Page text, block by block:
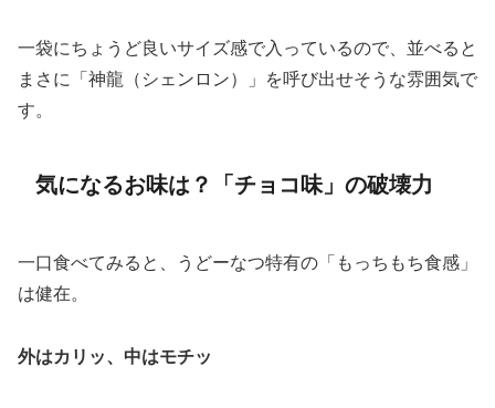
一袋にちょうど良いサイズ感で入っているので、並べると
まさに「神龍（シェンロン）」を呼び出せそうな雰囲気で
す。
気になるお味は？「チョコ味」の破壊力
一口食べてみると、うどーなつ特有の「もっちもち食感」
は健在。
外はカリッ、中はモチッ